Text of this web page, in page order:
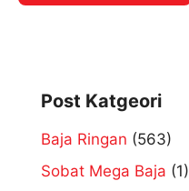
Post Katgeori
Baja Ringan (563)
Sobat Mega Baja (1)